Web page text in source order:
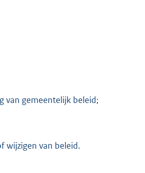
van gemeentelijk beleid;
wijzigen van beleid.